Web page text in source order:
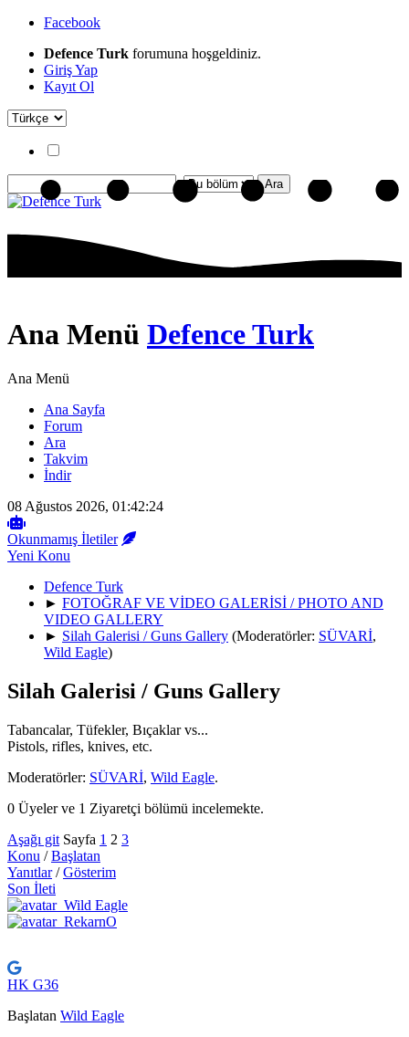
Facebook
Defence Turk forumuna hoşgeldiniz.
Giriş Yap
Kayıt Ol
Ana Menü Defence Turk
Ana Menü
Ana Sayfa
Forum
Ara
Takvim
İndir
08 Ağustos 2026, 01:42:24
Okunmamış İletiler
Yeni Konu
Defence Turk
► FOTOĞRAF VE VİDEO GALERİSİ / PHOTO AND
VIDEO GALLERY
► Silah Galerisi / Guns Gallery (Moderatörler: SÜVARİ,
Wild Eagle)
Silah Galerisi / Guns Gallery
Tabancalar, Tüfekler, Bıçaklar vs...
Pistols, rifles, knives, etc.
Moderatörler: SÜVARİ, Wild Eagle.
0 Üyeler ve 1 Ziyaretçi bölümü incelemekte.
Aşağı git Sayfa 1 2 3
Konu /Başlatan
Yanıtlar/Gösterim
Son İleti
HK G36
Başlatan Wild Eagle